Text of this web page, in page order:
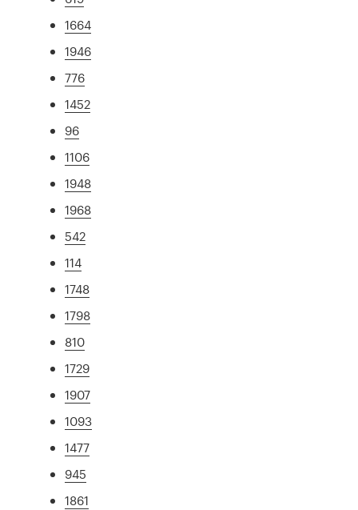
1664
1946
776
1452
96
1106
1948
1968
542
114
1748
1798
810
1729
1907
1093
1477
945
1861